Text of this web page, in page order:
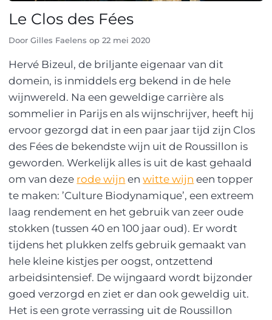
Le Clos des Fées
Door Gilles Faelens op 22 mei 2020
Hervé Bizeul, de briljante eigenaar van dit
domein, is inmiddels erg bekend in de hele
wijnwereld. Na een geweldige carrière als
sommelier in Parijs en als wijnschrijver, heeft hij
ervoor gezorgd dat in een paar jaar tijd zijn Clos
des Fées de bekendste wijn uit de Roussillon is
geworden. Werkelijk alles is uit de kast gehaald
om van deze rode wijn enwitte wijn een topper
te maken: ’Culture Biodynamique’, een extreem
laag rendement en het gebruik van zeer oude
stokken (tussen 40 en 100 jaar oud). Er wordt
tijdens het plukken zelfs gebruik gemaakt van
hele kleine kistjes per oogst, ontzettend
arbeidsintensief. De wijngaard wordt bijzonder
goed verzorgd en ziet er dan ook geweldig uit.
Het is een grote verrassing uit de Roussillon